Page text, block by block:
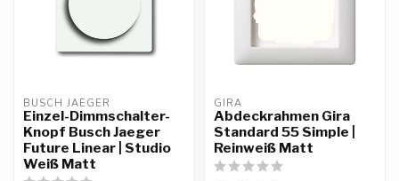
BUSCH JAEGER
Einzel-Dimmschalter-
Knopf Busch Jaeger
Future Linear | Studio
Weiß Matt
GIRA
Abdeckrahmen Gira
Standard 55 Simple |
Reinweiß Matt